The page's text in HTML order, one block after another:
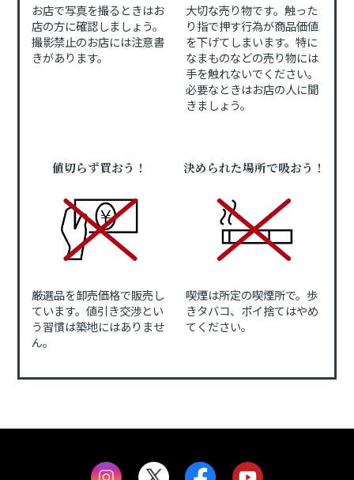
お店で写真を撮るときはお
店の方に確認しましょう。
撮影禁止のお店には注意書
きがあります。
大切な売り物です。触った
り指で押す行為が商品価値
を下げてしまいます。特に
なまものなどの売り物には
手を触れないでください。
必要なときはお店の人に聞
きましょう。
値切らず買おう！
厳選品を卸売価格で販売し
ています。値引き交渉とい
う習慣は築地にはありませ
ん。
決められた場所で吸おう！
喫煙は所定の喫煙所で。歩
きタバコ、ポイ捨てはやめ
てください。